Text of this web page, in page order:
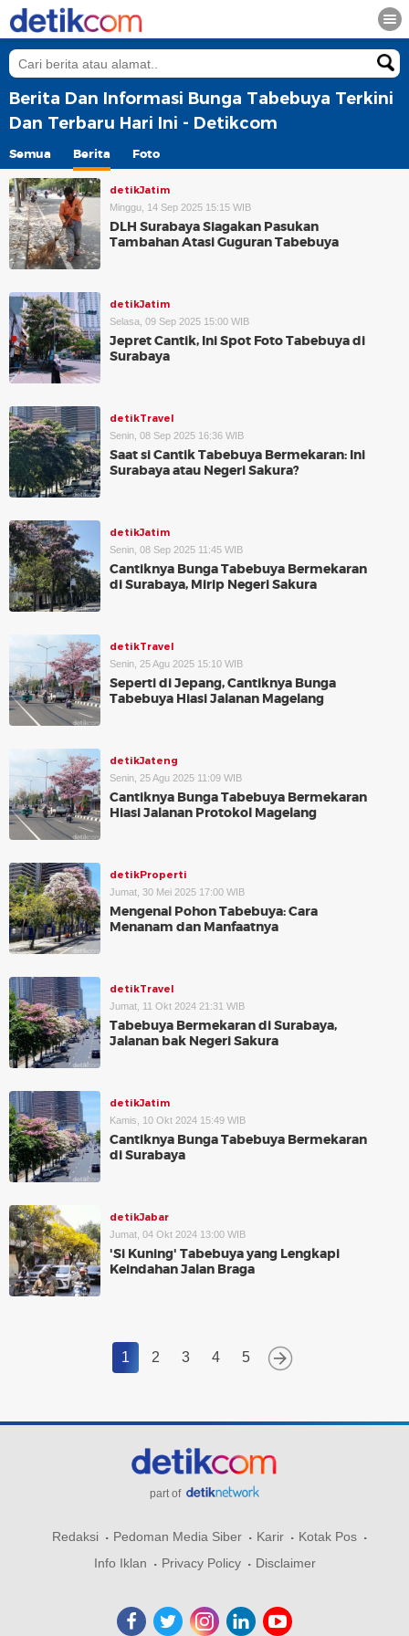
Berita Dan Informasi Bunga Tabebuya Terkini
Dan Terbaru Hari Ini - Detikcom
Semua Berita Foto
detikJatim
Minggu, 14 Sep 2025 15:15 WIB
DLH Surabaya Siagakan Pasukan
Tambahan Atasi Guguran Tabebuya
detikJatim
Selasa, 09 Sep 2025 15:00 WIB
Jepret Cantik, Ini Spot Foto Tabebuya di
Surabaya
detikTravel
Senin, 08 Sep 2025 16:36 WIB
Saat si Cantik Tabebuya Bermekaran: Ini
Surabaya atau Negeri Sakura?
detikJatim
Senin, 08 Sep 2025 11:45 WIB
Cantiknya Bunga Tabebuya Bermekaran
di Surabaya, Mirip Negeri Sakura
detikTravel
Senin, 25 Agu 2025 15:10 WIB
Seperti di Jepang, Cantiknya Bunga
Tabebuya Hiasi Jalanan Magelang
detikJateng
Senin, 25 Agu 2025 11:09 WIB
Cantiknya Bunga Tabebuya Bermekaran
Hiasi Jalanan Protokol Magelang
detikProperti
Jumat, 30 Mei 2025 17:00 WIB
Mengenal Pohon Tabebuya: Cara
Menanam dan Manfaatnya
detikTravel
Jumat, 11 Okt 2024 21:31 WIB
Tabebuya Bermekaran di Surabaya,
Jalanan bak Negeri Sakura
detikJatim
Kamis, 10 Okt 2024 15:49 WIB
Cantiknya Bunga Tabebuya Bermekaran
di Surabaya
detikJabar
Jumat, 04 Okt 2024 13:00 WIB
'Si Kuning' Tabebuya yang Lengkapi
Keindahan Jalan Braga
1 2 3 4 5
part of
Redaksi Pedoman Media Siber Karir
Kotak Pos
Info Iklan
Privacy Policy Disclaimer